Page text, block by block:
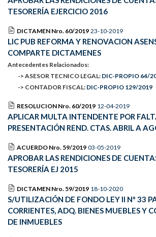
TESORERÍA EJERCICIO 2016
DICTAMEN Nro. 60/2019 23-10-2019
LIC PUB REFORMA Y RENOVACION
COMPARTE DICTAMENES
Antecedentes Relacionados:
-> ASESOR TECNICO LEGAL: DIC-PROPIO 64/
-> CONTADOR FISCAL: DIC-PROPIO 129/2019
RESOLUCION Nro. 60/2019 12-04-2019
APLICAR MULTA INTENDENTE POR
PRESENTACIÓN REND. CTAS. ABRIL A
ACUERDO Nro. 59/2019 03-05-2019
APROBAR LAS RENDICIONES DE
TESORERÍA EJ 2015
DICTAMEN Nro. 59/2019 18-10-2020
S/UTILIZACIÓN DE FONDO LEY II Nº 33
CORRIENTES, ADQ. BIENES MUEBLES Y
DE INMUEBLES